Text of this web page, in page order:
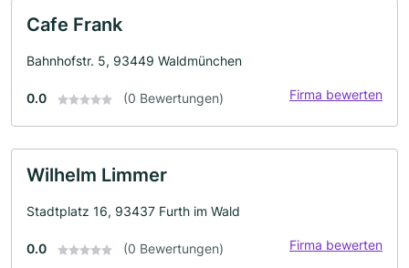
Cafe Frank
Bahnhofstr. 5, 93449 Waldmünchen
0.0 (0 Bewertungen) Firma bewerten
Wilhelm Limmer
Stadtplatz 16, 93437 Furth im Wald
0.0 (0 Bewertungen) Firma bewerten